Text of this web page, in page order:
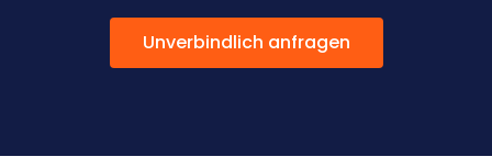
Unverbindlich anfragen